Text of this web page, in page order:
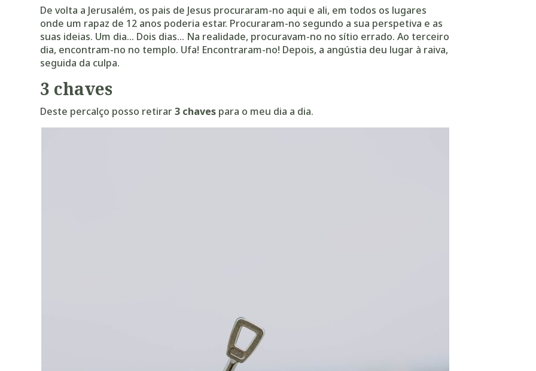
De volta a Jerusalém, os pais de Jesus procuraram-no aqui e ali, em todos os lugares
onde um rapaz de 12 anos poderia estar. Procuraram-no segundo a sua perspetiva e as
suas ideias. Um dia… Dois dias… Na realidade, procuravam-no no sítio errado. Ao terceiro
dia, encontram-no no templo. Ufa! Encontraram-no! Depois, a angústia deu lugar à raiva,
seguida da culpa.
3 chaves
Deste percalço posso retirar3 chaves para o meu dia a dia.